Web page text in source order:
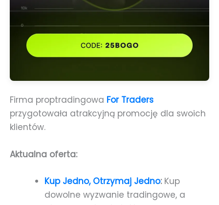
Firma proptradingowa For Traders
przygotowała atrakcyjną promocję dla swoich
klientów.
Aktualna oferta:
Kup Jedno, Otrzymaj Jedno:Kup
dowolne wyzwanie tradingowe, a